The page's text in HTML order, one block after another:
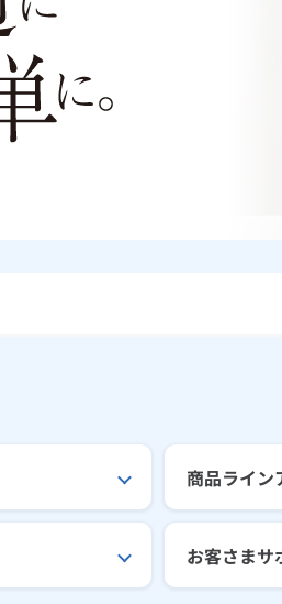
商品ライン
お客さまサ